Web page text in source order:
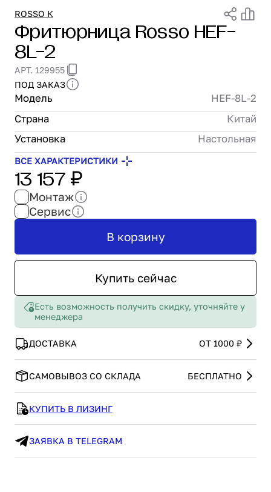
Проектирование
Сервис и монтаж
ПОКУПАТЕЛЯМ
Доставка и оплата
Гарантия и возврат
Лизинг
Акции
О нас
Бренды
Контакты
ROSSO К
Фритюрница Rosso HEF-
8L-2
АРТ. 129955
ПОД ЗАКАЗ
Модель
HEF-8L-2
Страна
Китай
Установка
Настольная
ВСЕ ХАРАКТЕРИСТИКИ
13 157 ₽
Монтаж
Сервис
Купить сейчас
В корзину
Есть возможность получить скидку, уточняйте у
менеджера
ДОСТАВКА ОТ 1000 ₽
САМОВЫВОЗ СО СКЛАДА БЕСПЛАТНО
КУПИТЬ В ЛИЗИНГ
ЗАЯВКА В TELEGRAM